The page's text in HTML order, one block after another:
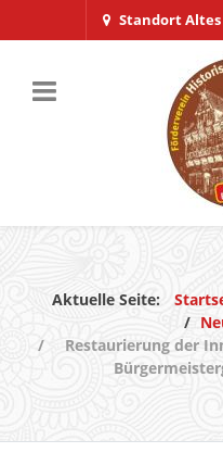
Standort Altes
Aktuelle Seite:
Restaurierung der